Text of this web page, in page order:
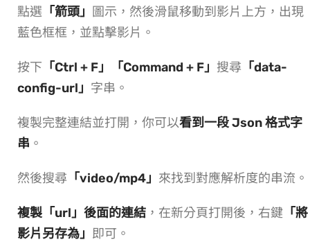
點選 「箭頭」 圖示，然後滑鼠移動到影片上方，出現
藍色框框，並點擊影片。
按下 「Ctrl + F」 「Command + F」 搜尋 「data-
config-url」 字串。
複製完整連結並打開，你可以看到一段 Json 格式字
串 。
然後搜尋 「video/mp4」 來找到對應解析度的串流 URL。
複製「url」後面的連結 ，在新分頁打開後，右鍵 「將
影片另存為」 即可。